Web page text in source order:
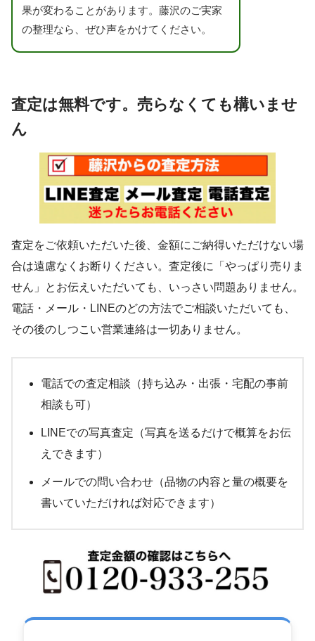
果が変わることがあります。藤沢のご実家
の整理なら、ぜひ声をかけてください。
査定は無料です。売らなくても構いませ
ん
査定をご依頼いただいた後、金額にご納得いただけない場
合は遠慮なくお断りください。査定後に「やっぱり売りま
せん」とお伝えいただいても、いっさい問題ありません。
電話・メール・LINEのどの方法でご相談いただいても、
その後のしつこい営業連絡は一切ありません。
電話での査定相談（持ち込み・出張・宅配の事前
相談も可）
LINEでの写真査定（写真を送るだけで概算をお伝
えできます）
メールでの問い合わせ（品物の内容と量の概要を
書いていただければ対応できます）